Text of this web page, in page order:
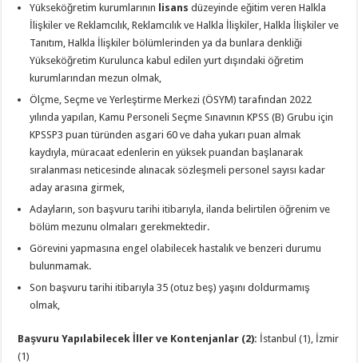
Yükseköğretim kurumlarının lisansdüzeyinde eğitim veren Halkla
İlişkiler ve Reklamcılık, Reklamcılık ve Halkla İlişkiler, Halkla İlişkiler ve
Tanıtım, Halkla İlişkiler bölümlerinden ya da bunlara denkliği
Yükseköğretim Kurulunca kabul edilen yurt dışındaki öğretim
kurumlarından mezun olmak,
Ölçme, Seçme ve Yerleştirme Merkezi (ÖSYM) tarafından 2022
yılında yapılan, Kamu Personeli Seçme Sınavının KPSS (B) Grubu için
KPSSP3 puan türünden asgari 60 ve daha yukarı puan almak
kaydıyla, müracaat edenlerin en yüksek puandan başlanarak
sıralanması neticesinde alınacak sözleşmeli personel sayısı kadar
aday arasına girmek,
Adayların, son başvuru tarihi itibarıyla, ilanda belirtilen öğrenim ve
bölüm mezunu olmaları gerekmektedir.
Görevini yapmasına engel olabilecek hastalık ve benzeri durumu
bulunmamak.
Son başvuru tarihi itibarıyla 35 (otuz beş) yaşını doldurmamış
olmak,
Başvuru Yapılabilecek İller ve Kontenjanlar (2): İstanbul (1), İzmir
(1)